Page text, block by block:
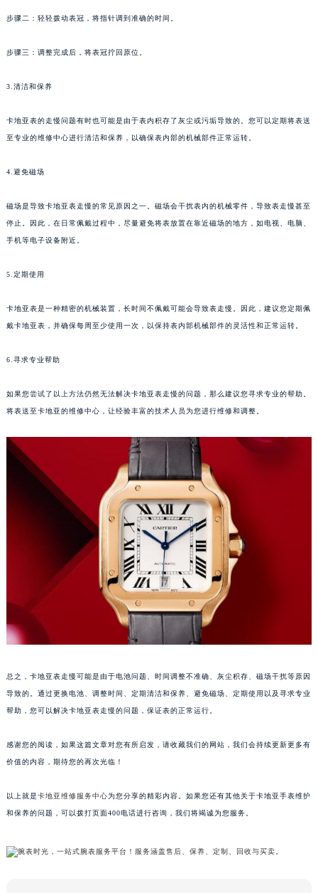
步骤二：轻轻拨动表冠，将指针调到准确的时间。
步骤三：调整完成后，将表冠拧回原位。
3.清洁和保养
卡地亚表的走慢问题有时也可能是由于表内积存了灰尘或污垢导致的。您可以定期将表送
至专业的维修中心进行清洁和保养，以确保表内部的机械部件正常运转。
4.避免磁场
磁场是导致卡地亚表走慢的常见原因之一。磁场会干扰表内的机械零件，导致表走慢甚至
停止。因此，在日常佩戴过程中，尽量避免将表放置在靠近磁场的地方，如电视、电脑、
手机等电子设备附近。
5.定期使用
卡地亚表是一种精密的机械装置，长时间不佩戴可能会导致表走慢。因此，建议您定期佩
戴卡地亚表，并确保每周至少使用一次，以保持表内部机械部件的灵活性和正常运转。
6.寻求专业帮助
如果您尝试了以上方法仍然无法解决卡地亚表走慢的问题，那么建议您寻求专业的帮助。
将表送至卡地亚的维修中心，让经验丰富的技术人员为您进行维修和调整。
总之，卡地亚表走慢可能是由于电池问题、时间调整不准确、灰尘积存、磁场干扰等原因
导致的。通过更换电池、调整时间、定期清洁和保养、避免磁场、定期使用以及寻求专业
帮助，您可以解决卡地亚表走慢的问题，保证表的正常运行。
感谢您的阅读，如果这篇文章对您有所启发，请收藏我们的网站，我们会持续更新更多有
价值的内容，期待您的再次光临！
以上就是卡地亚维修服务中心为您分享的精彩内容。如果您还有其他关于卡地亚手表维护
和保养的问题，可以拨打页面400电话进行咨询，我们将竭诚为您服务。